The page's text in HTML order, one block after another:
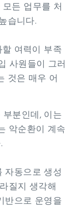
든 업무를 처
습니다.
여력이 부족
사원들이 그러
것은 매우 어
분인데, 이는
악순환이 계속
자동으로 생성
질지 생각해
반으로 운영을